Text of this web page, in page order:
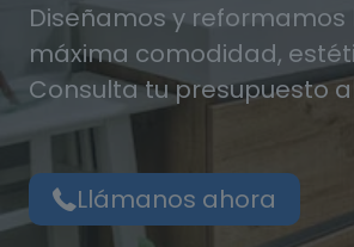
Diseñamos y
máxima comodidad,
Consulta tu presupuesto
Llámanos ahora